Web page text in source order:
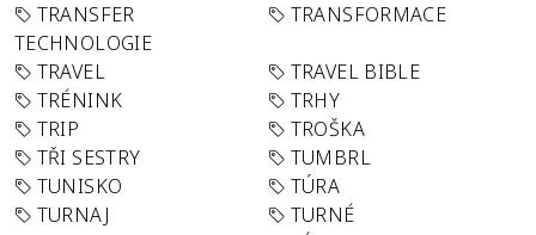
TRANSFER
TECHNOLOGIE
TRANSFORMACE
TRAVEL
TRAVEL BIBLE
TRÉNINK
TRHY
TRIP
TROŠKA
TŘI SESTRY
TUMBRL
TUNISKO
TÚRA
TURNAJ
TURNÉ